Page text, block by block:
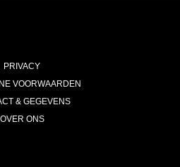
PRIVACY
VOORWAARDEN
& GEGEVENS
OVER ONS